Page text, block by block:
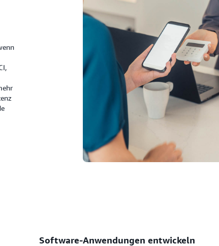
Software-Anwendungen entwickeln